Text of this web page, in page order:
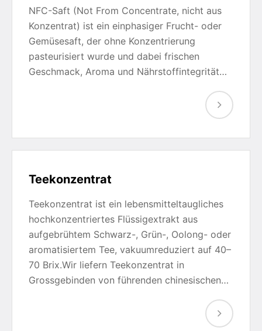
NFC-Saft (Not From Concentrate, nicht aus
Konzentrat) ist ein einphasiger Frucht- oder
Gemüsesaft, der ohne Konzentrierung
pasteurisiert wurde und dabei frischen
Geschmack, Aroma und Nährstoffintegrität…
Teekonzentrat
Teekonzentrat ist ein lebensmitteltaugliches
hochkonzentriertes Flüssigextrakt aus
aufgebrühtem Schwarz-, Grün-, Oolong- oder
aromatisiertem Tee, vakuumreduziert auf 40–
70 Brix.Wir liefern Teekonzentrat in
Grossgebinden von führenden chinesischen…